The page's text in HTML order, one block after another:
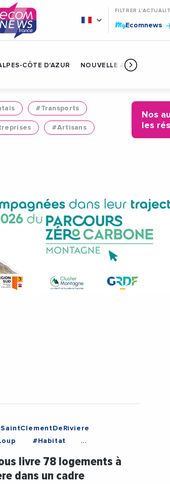
FILTRER
MyEcomnews
CÔTE D'AZUR NOUVELLE AQUITAINE
#Transports
#Artisans
Nos
les
#Habitat
#Mixite
livre 78 logements à
dans un cadre